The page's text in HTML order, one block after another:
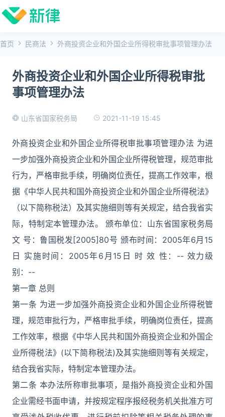
首页 民商法 外商投资企业和外国企业所得税审批事项管理办法
外商投资企业和外国企业所得税审批
事项管理办法
山东省国家税务局 2021-11-19 15:45
外商投资企业和外国企业所得税审批事项管理办法 为进
一步加强外商投资企业和外国企业所得税管理，规范审批
行为，严格审批手续，明确岗位责任，提高工作效率，根
据《中华人民共和国外商投资企业和外国企业所得税法》
（以下简称税法）及其实施细则等有关规定，结合我省实
际，特制定本管理办法。 颁布单位：山东省国家税务局
文 号：鲁国税发[2005]80号 颁布时间：2005年6月15
日 实施时间：2005年6月15日 时 效 性：-- 效力级
别：--
第一章 总则
第一条 为进一步加强外商投资企业和外国企业所得税管
理，规范审批行为，严格审批手续，明确岗位责任，提高
工作效率，根据《中华人民共和国外商投资企业和外国企
业所得税法》(以下简称税法)及其实施细则等有关规定，
结合我省实际，特制定本管理办法。
第二条 本办法所称审批事项，是指外商投资企业和外国
企业需经书面申请，并按规定程序报经税务机关批准方可